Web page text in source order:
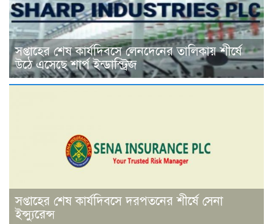
সপ্তাহের শেষ কার্যদিবসে লেনদেনের তালিকায় শীর্ষে
উঠে এসেছে শার্প ইন্ডাস্ট্রিজ
সপ্তাহের শেষ কার্যদিবসে দরপতনের শীর্ষে সেনা
ইন্স্যুরেন্স